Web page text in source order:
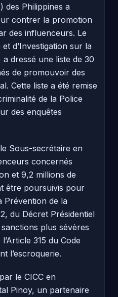
des Philippines a
contrer la promotion
des influenceurs. Le
d’Investigation sur la
dressé une liste de 30
de promouvoir des
Cette liste a été remise
de la Police
des enquêtes
Sous-secrétaire en
concernés
et 9,2 millions de
être poursuivis pour
Prévention de la
du Décret Présidentiel
plus sévères
315 du Code
l’escroquerie.
le CICC en
Pinoy, un partenaire